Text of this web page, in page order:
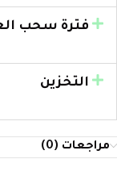
فترة سحب
التخزين
مراجعات (0)